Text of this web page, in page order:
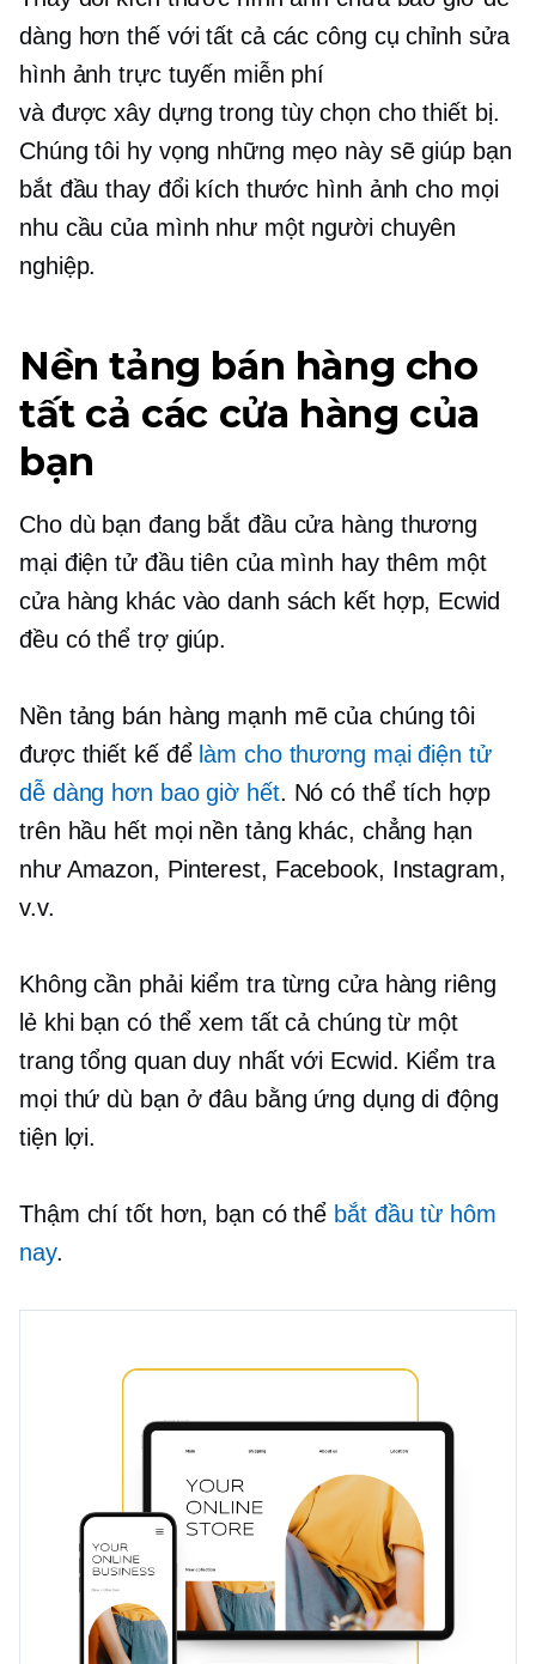
dàng hơn thế với tất cả các công cụ chỉnh sửa
hình ảnh trực tuyến miễn phí
và được xây dựng trong tùy chọn cho thiết bị.
Chúng tôi hy vọng những mẹo này sẽ giúp bạn
bắt đầu thay đổi kích thước hình ảnh cho mọi
nhu cầu của mình như một người chuyên
nghiệp.
Nền tảng bán hàng cho
tất cả các cửa hàng của
bạn
Cho dù bạn đang bắt đầu cửa hàng thương
mại điện tử đầu tiên của mình hay thêm một
cửa hàng khác vào danh sách kết hợp, Ecwid
đều có thể trợ giúp.
Nền tảng bán hàng mạnh mẽ của chúng tôi
được thiết kế để làm cho thương mại điện tử
dễ dàng hơn bao giờ hết. Nó có thể tích hợp
trên hầu hết mọi nền tảng khác, chẳng hạn
như Amazon, Pinterest, Facebook, Instagram,
v.v.
Không cần phải kiểm tra từng cửa hàng riêng
lẻ khi bạn có thể xem tất cả chúng từ một
trang tổng quan duy nhất với Ecwid. Kiểm tra
mọi thứ dù bạn ở đâu bằng ứng dụng di động
tiện lợi.
Thậm chí tốt hơn, bạn có thể bắt đầu từ hôm
nay.